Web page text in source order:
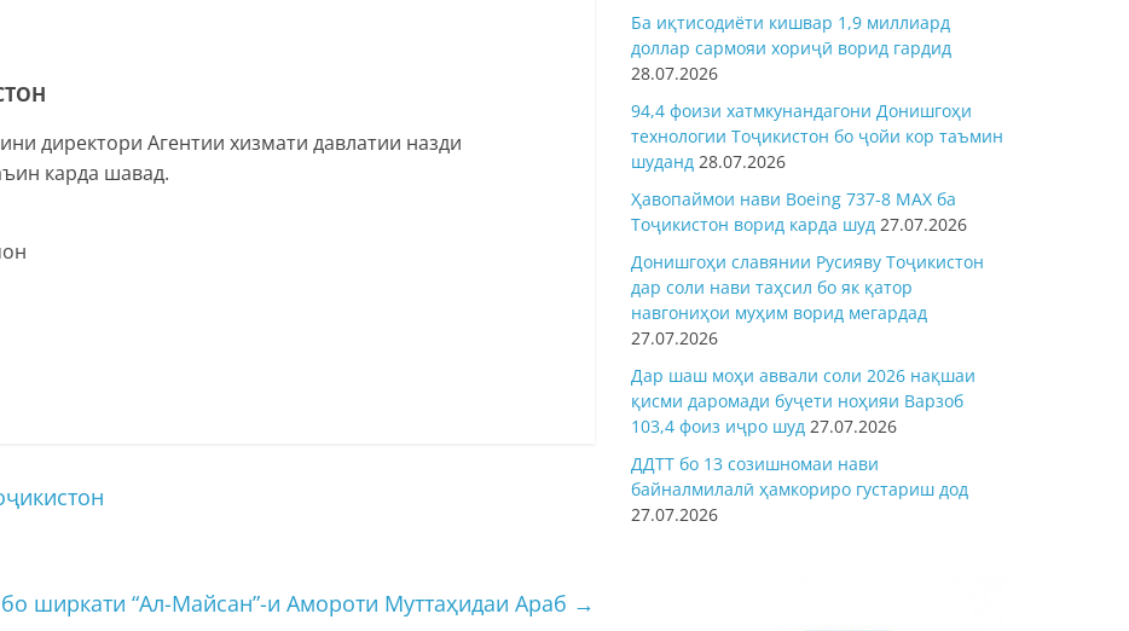
директори Агентии хизмати давлатии назди
карда шавад.
ширкати “Ал-Майсан”-и Амороти Муттаҳидаи Араб →
Ба иқтисодиёти кишвар 1,9 миллиард
доллар сармояи хориҷӣ ворид гардид
28.07.2026
94,4 фоизи хатмкунандагони Донишгоҳи
технологии Тоҷикистон бо ҷойи кор таъмин
шуданд 28.07.2026
Ҳавопаймои нави Boeing 737-8 MAX ба
Тоҷикистон ворид карда шуд 27.07.2026
Донишгоҳи славянии Русияву Тоҷикистон
дар соли нави таҳсил бо як қатор
навгониҳои муҳим ворид мегардад
27.07.2026
Дар шаш моҳи аввали соли 2026 нақшаи
қисми даромади буҷети ноҳияи Варзоб
103,4 фоиз иҷро шуд 27.07.2026
ДДТТ бо 13 созишномаи нави
байналмилалӣ ҳамкориро густариш дод
27.07.2026